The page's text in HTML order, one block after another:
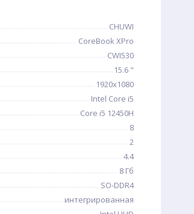
CHUWI
CoreBook XPro
CWI530
15.6 "
1920x1080
Intel Core i5
Core i5 12450H
8
2
4.4
8 Гб
SO-DDR4
интегрированная